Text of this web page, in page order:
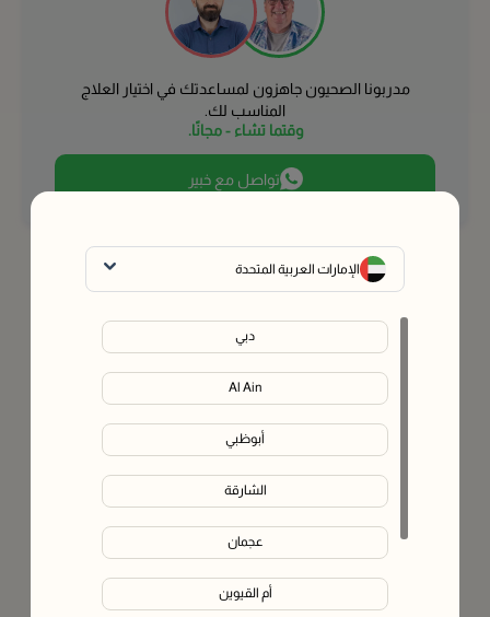
الإمارات العربية المتحدة
دبي
Al Ain
أبوظبي
الشارقة
عجمان
أم القيوين
مدربونا الصحيون جاهزون لمساعدتك في اختيار العلاج
المناسب لك.
وقتما تشاء - مجانًا.
تواصل مع خبير